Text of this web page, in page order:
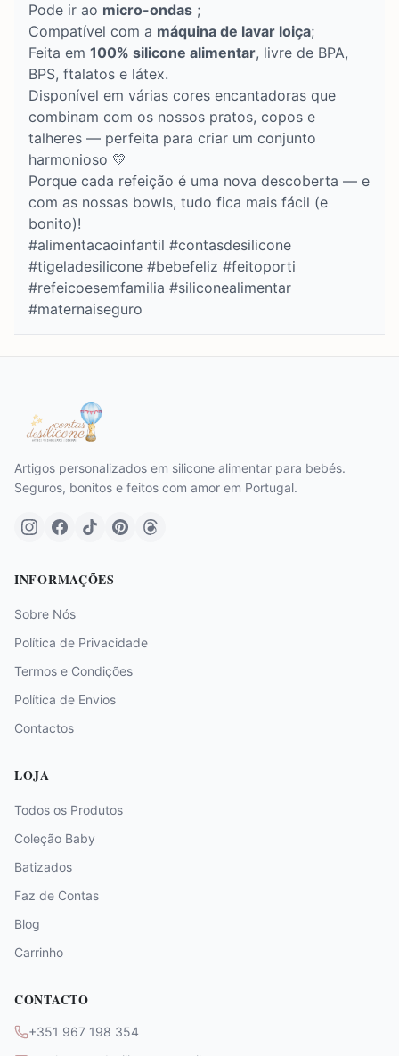
Pode ir ao micro-ondas ;
Compatível com a máquina de lavar loiça;
Feita em 100% silicone alimentar, livre de BPA,
BPS, ftalatos e látex.
Disponível em várias cores encantadoras que
combinam com os nossos pratos, copos e
talheres — perfeita para criar um conjunto
harmonioso 💛
Porque cada refeição é uma nova descoberta — e
com as nossas bowls, tudo fica mais fácil (e
bonito)!
#alimentacaoinfantil #contasdesilicone
#tigeladesilicone #bebefeliz #feitoporti
#refeicoesemfamilia #siliconealimentar
#maternaiseguro
Artigos personalizados em silicone alimentar para bebés.
Seguros, bonitos e feitos com amor em Portugal.
INFORMAÇÕES
Sobre Nós
Política de Privacidade
Termos e Condições
Política de Envios
Contactos
LOJA
Todos os Produtos
Coleção Baby
Batizados
Faz de Contas
Blog
Carrinho
CONTACTO
+351 967 198 354